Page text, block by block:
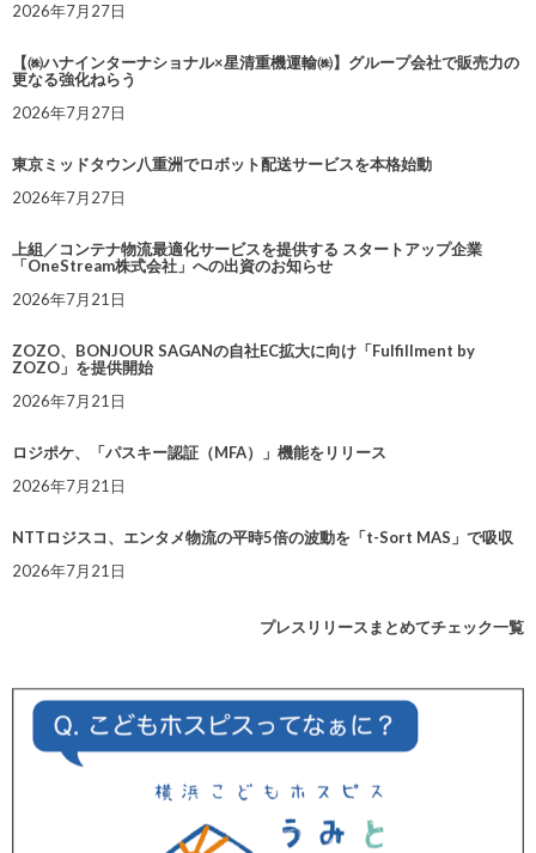
2026年7月27日
【㈱ハナインターナショナル×星清重機運輸㈱】グループ会社で販売力の
更なる強化ねらう
2026年7月27日
東京ミッドタウン八重洲でロボット配送サービスを本格始動
2026年7月27日
上組／コンテナ物流最適化サービスを提供する スタートアップ企業
「OneStream株式会社」への出資のお知らせ
2026年7月21日
ZOZO、BONJOUR SAGANの自社EC拡大に向け「Fulfillment by
ZOZO」を提供開始
2026年7月21日
ロジポケ、「パスキー認証（MFA）」機能をリリース
2026年7月21日
NTTロジスコ、エンタメ物流の平時5倍の波動を「t-Sort MAS」で吸収
2026年7月21日
プレスリリースまとめてチェック一覧